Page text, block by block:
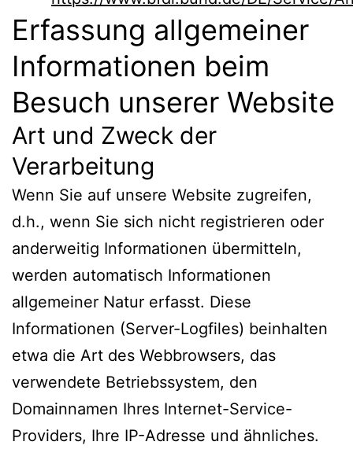
Erfassung allgemeiner
Informationen beim
Besuch unserer Website
Art und Zweck der
Verarbeitung
Wenn Sie auf unsere Website zugreifen,
d.h., wenn Sie sich nicht registrieren oder
anderweitig Informationen übermitteln,
werden automatisch Informationen
allgemeiner Natur erfasst. Diese
Informationen (Server-Logfiles) beinhalten
etwa die Art des Webbrowsers, das
verwendete Betriebssystem, den
Domainnamen Ihres Internet-Service-
Providers, Ihre IP-Adresse und ähnliches.